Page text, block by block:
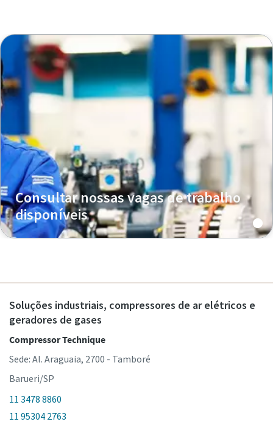
Consultar nossas vagas de trabalho
disponíveis
Soluções industriais, compressores de ar elétricos e
geradores de gases
Compressor Technique
Sede: Al. Araguaia, 2700 - Tamboré
Barueri/SP
11 3478 8860
11 95304 2763